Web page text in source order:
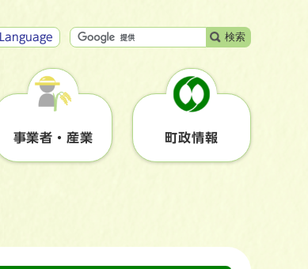
Language 検索
事業者・産業 町政情報